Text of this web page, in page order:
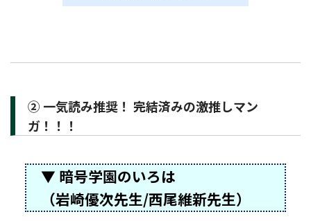
② 一気読み推奨！ 完結済みの激推しマン
ガ！！！
▼ 暗号学園のいろは
（岩崎優次先生/西尾維新先生）